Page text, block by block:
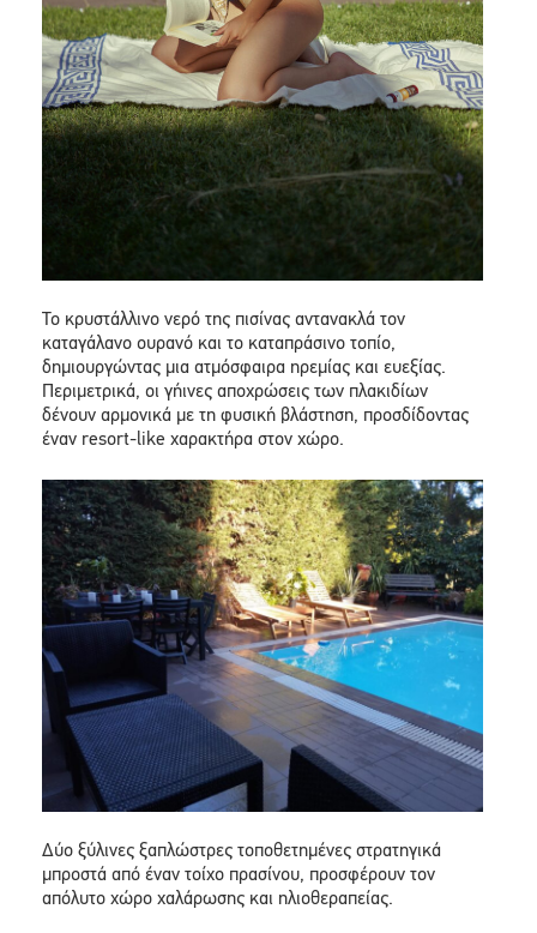
Το κρυστάλλινο νερό της πισίνας αντανακλά τον
καταγάλανο ουρανό και το καταπράσινο τοπίο,
δημιουργώντας μια ατμόσφαιρα ηρεμίας και ευεξίας.
Περιμετρικά, οι γήινες αποχρώσεις των πλακιδίων
δένουν αρμονικά με τη φυσική βλάστηση, προσδίδοντας
έναν resort-like χαρακτήρα στον χώρο.
Δύο ξύλινες ξαπλώστρες τοποθετημένες στρατηγικά
μπροστά από έναν τοίχο πρασίνου, προσφέρουν τον
απόλυτο χώρο χαλάρωσης και ηλιοθεραπείας.